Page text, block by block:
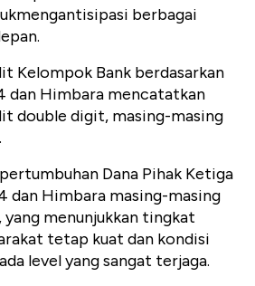
berbagai
Kelompok Bank berdasarkan
dan Himbara mencatatkan
double digit, masing-masing
Dana Pihak Ketiga
dan Himbara masing-masing
yang menunjukkan tingkat
tetap kuat dan kondisi
level yang sangat terjaga.